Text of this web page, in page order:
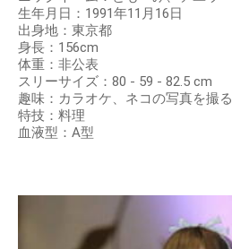
生年月日：1991年11月16日
出身地：東京都
身長：156cm
体重：非公表
スリーサイズ：80 - 59 - 82.5 cm
趣味：カラオケ、ネコの写真を撮る
特技：料理
血液型：A型